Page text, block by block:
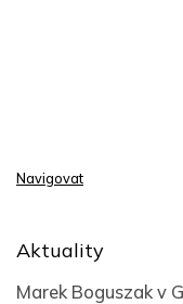
Navigovat
Aktuality
Marek Boguszak v